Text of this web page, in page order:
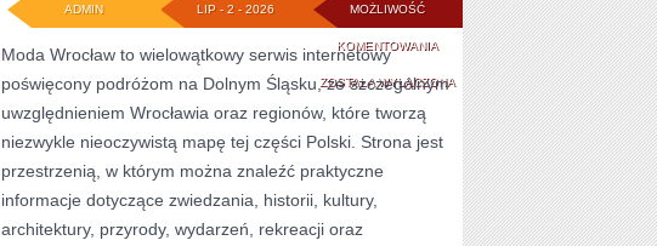
MOŻLIWOŚĆ
KOMENTOWANIABOLESŁAWIEC
ZOSTAŁA WYŁĄCZONA
LIP - 2 - 2026
ADMIN
Moda Wrocław to wielowątkowy serwis internetowy
poświęcony podróżom na Dolnym Śląsku, ze szczególnym
uwzględnieniem Wrocławia oraz regionów, które tworzą
niezwykle nieoczywistą mapę tej części Polski. Strona jest
przestrzenią, w którym można znaleźć praktyczne
informacje dotyczące zwiedzania, historii, kultury,
architektury, przyrody, wydarzeń, rekreacji oraz